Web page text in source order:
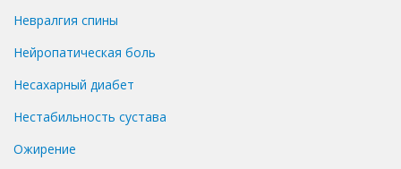
Невралгия спины
Нейропатическая боль
Несахарный диабет
Нестабильность сустава
Ожирение